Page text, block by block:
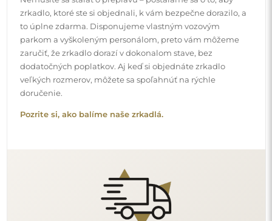
Jednoduchá montáž
Postaráme sa o výrobu a doručenie zrkadiel, zatiaľ čo
inštalácia je vo vašej zodpovednosti. Vzhľadom na
špecifiká každého priestoru neponúkame štandardné
montážne príslušenstvo. Toto vám dáva slobodu vybrať si
hmoždinky alebo háčiky, ktoré najlepšie vyhovujú vašim